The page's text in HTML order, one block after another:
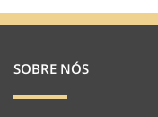
SOBRE NÓS